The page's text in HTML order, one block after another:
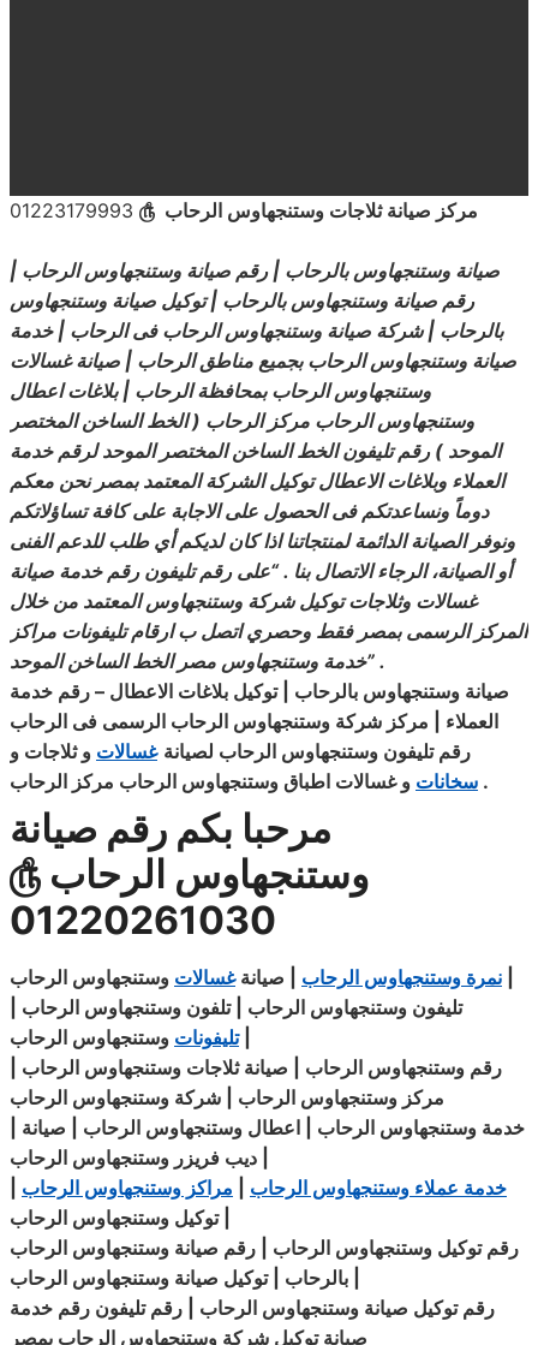
مركز صيانة ثلاجات وستنجهاوس الرحاب ௹
صيانة وستنجهاوس بالرحاب | رقم صيانة وستنجهاوس الرحاب |
رقم صيانة وستنجهاوس بالرحاب | توكيل صيانة وستنجهاوس
بالرحاب | شركة صيانة وستنجهاوس الرحاب فى الرحاب | خدمة
صيانة وستنجهاوس الرحاب بجميع مناطق الرحاب | صيانة غسالات
وستنجهاوس الرحاب بمحافظة الرحاب | بلاغات اعطال
وستنجهاوس الرحاب مركز الرحاب ( الخط الساخن المختصر
الموحد ) رقم تليفون الخط الساخن المختصر الموحد لرقم خدمة
العملاء وبلاغات الاعطال توكيل الشركة المعتمد بمصر نحن معكم
دوماً ونساعدتكم فى الحصول على الاجابة على كافة تساؤلاتكم
ونوفر الصيانة الدائمة لمنتجاتنا اذا كان لديكم أي طلب للدعم الفنى
أو الصيانة، الرجاء الاتصال بنا . “على رقم تليفون رقم خدمة صيانة
غسالات وثلاجات توكيل شركة وستنجهاوس المعتمد من خلال
المركز الرسمى بمصر فقط وحصرياتصل ب ارقام تليفونات مراكز
خدمة وستنجهاوس مصر الخط الساخن الموحد” .
صيانة وستنجهاوس بالرحاب
|توكيل بلاغات الاعطال – رقم خدمة
العملاء | مركز شركة وستنجهاوس الرحاب الرسمى فى الرحاب
رقم تليفون وستنجهاوس الرحاب لصيانة غسالات و ثلاجات و
سخانات .
مرحبا بكم رقم صيانة
وستنجهاوس الرحاب ௹
01220261030
نمرة وستنجهاوس الرحاب | صيانةغسالات
تليفون وستنجهاوس الرحاب | تلفون وستنجهاوس الرحاب |
تليفوناتوستنجهاوس الرحاب
رقم وستنجهاوس الرحاب | صيانةثلاجات وستنجهاوس الرحاب
مركز وستنجهاوس الرحاب | شركة وستنجهاوس الرحاب
خدمة وستنجهاوس الرحاب | اعطال وستنجهاوس الرحاب | صيانة
ديب فريزر وستنجهاوس
خدمة عملاء وستنجهاوس الرحاب
مراكز وستنجهاوس الرحاب
توكيل وستنجهاوس الرحاب
رقم توكيل وستنجهاوس الرحاب | رقم صيانة وستنجهاوس الرحاب
رقم توكيل صيانة وستنجهاوس الرحاب | رقم تليفون رقم خدمة
صيانة توكيل شركة وستنجهاوس الرحاب بمصر